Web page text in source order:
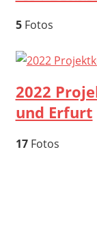
5Fotos
2022
und Erfurt
17Fotos